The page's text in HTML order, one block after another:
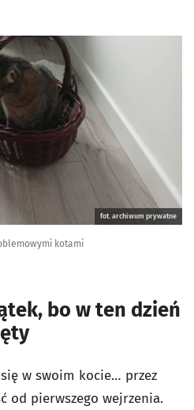
fot. archiwum prywatne
kotami
bo w ten dzień
w swoim kocie… przez
od pierwszego wejrzenia.